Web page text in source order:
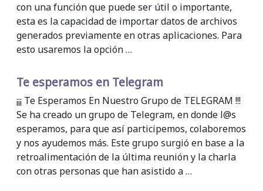
con una función que puede ser útil o importante,
esta es la capacidad de importar datos de archivos
generados previamente en otras aplicaciones. Para
esto usaremos la opción …
Te esperamos en Telegram
¡¡¡ Te Esperamos En Nuestro Grupo de TELEGRAM !!!
Se ha creado un grupo de Telegram, en donde l@s
esperamos, para que así participemos, colaboremos
y nos ayudemos más. Este grupo surgió en base a la
retroalimentación de la última reunión y la charla
con otras personas que han asistido a …